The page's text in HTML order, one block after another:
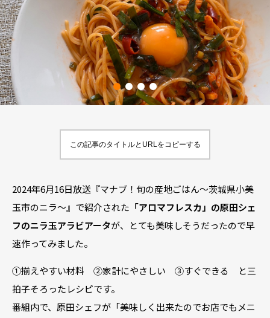
この記事のタイトルとURLをコピーする
2024年6月16日放送『マナブ！旬の産地ごはん～茨城県小美
玉市のニラ～』で紹介された 「アロマフレスカ」の原田シェ
フのニラ玉アラビアータが、とても美味しそうだったので早
速作ってみました。
①揃えやすい材料 ②家計にやさしい ③すぐできる と三
拍子そろったレシピです。
番組内で、原田シェフが「美味しく出来たのでお店でもメニ